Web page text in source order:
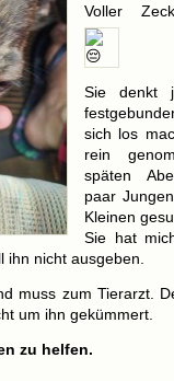
Voller
Sie denkt
sich los
rein
späten
paar
Kleinen
Sie hat
ihn nicht ausgeben.
muss zum Tierarzt.
um ihn gekümmert.
zu helfen.